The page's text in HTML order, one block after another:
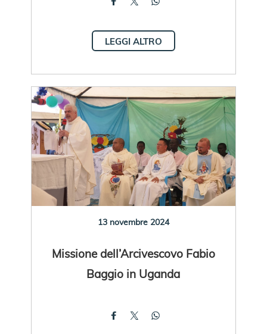
LEGGI ALTRO
13 novembre 2024
Missione dell’Arcivescovo Fabio
Baggio in Uganda